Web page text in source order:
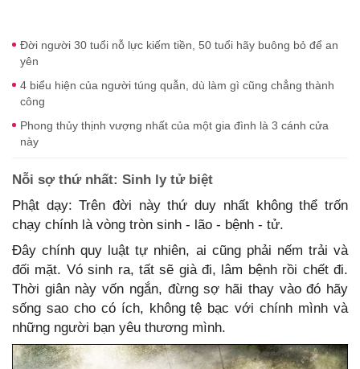
Đời người 30 tuổi nỗ lực kiếm tiền, 50 tuổi hãy buông bỏ để an
yên
4 biểu hiện của người túng quẫn, dù làm gì cũng chẳng thành
công
Phong thủy thịnh vượng nhất của một gia đình là 3 cánh cửa
này
Nỗi sợ thứ nhất: Sinh ly tử biệt
Phật dạy: Trên đời này thứ duy nhất không thể trốn
chạy chính là vòng tròn sinh - lão - bệnh - tử.
Đây chính quy luật tự nhiên, ai cũng phải nếm trải và
đối mặt. Vó sinh ra, tất sẽ già đi, lâm bệnh rồi chết đi.
Thời giân này vốn ngắn, đừng sợ hãi thay vào đó hãy
sống sao cho có ích, không tệ bạc với chính mình và
những người bạn yêu thương mình.